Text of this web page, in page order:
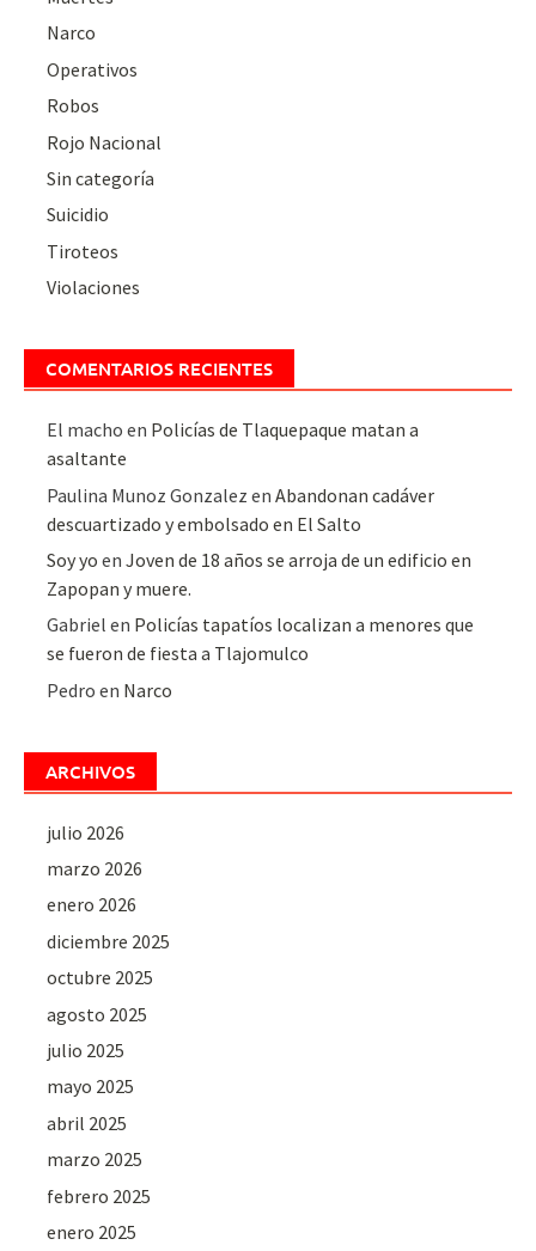
Narco
Operativos
Robos
Rojo Nacional
Sin categoría
Suicidio
Tiroteos
Violaciones
COMENTARIOS RECIENTES
El macho en Policías de Tlaquepaque matan a
asaltante
Paulina Munoz Gonzalez enAbandonan cadáver
descuartizado y embolsado en El Salto
Soy yo enJoven de 18 años se arroja de un edificio en
Zapopan y muere.
Gabriel en Policías tapatíos localizan a menores que
se fueron de fiesta a Tlajomulco
Pedro en Narco
ARCHIVOS
julio 2026
marzo 2026
enero 2026
diciembre 2025
octubre 2025
agosto 2025
julio 2025
mayo 2025
abril 2025
marzo 2025
febrero 2025
enero 2025